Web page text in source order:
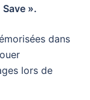
Save ».
dans
lors de